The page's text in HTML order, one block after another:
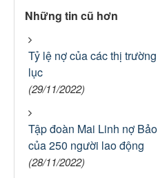
Những tin cũ hơn
Tỷ lệ nợ của các thị
lục
(29/11/2022)
Tập đoàn Mai Linh nợ
của 250 người lao động
(28/11/2022)